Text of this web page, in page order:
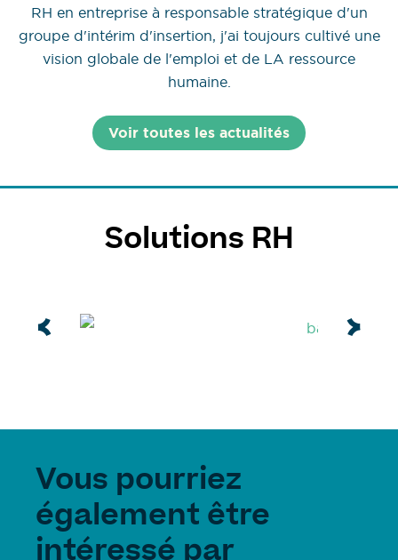
RH en entreprise à responsable stratégique d'un
groupe d'intérim d'insertion, j'ai toujours cultivé une
vision globale de l'emploi et de LA ressource
humaine.
Voir toutes les actualités
Solutions RH
Vous pourriez
également être
intéressé par